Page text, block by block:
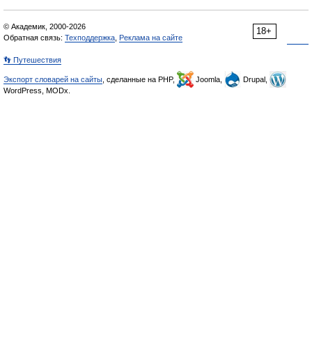
18+
© Академик, 2000-2026
Обратная связь: Техподдержка Реклама на сайте
👣 Путешествия
Экспорт словарей на сайты , сделанные на PHP, Joomla,
Drupal,
WordPress, MODx.